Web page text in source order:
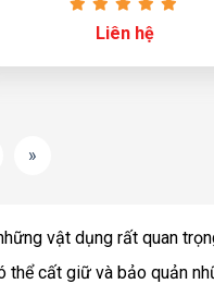
Liên hệ
»
vật dụng rất quan
thể cất giữ và bảo quản